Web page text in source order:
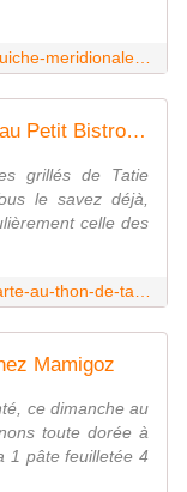
La Tarte au Thon de Tatie Maryse, au Petit Bistro de Mamigoz - Chez Mamigoz
grillés de Tatie
le savez déjà,
celle des
Mamigoz
ce dimanche au
toute dorée à
1 pâte feuilletée 4